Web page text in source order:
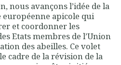
nous avançons l’idée de la
européenne apicole qui
et coordonner les
Etats membres de l’Union
des abeilles. Ce volet
cadre de la révision de la